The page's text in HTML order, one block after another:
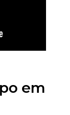
em